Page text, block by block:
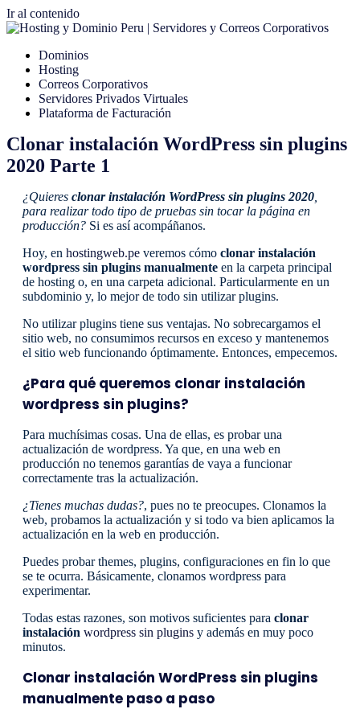
Ir al contenido
Dominios
Hosting
Correos Corporativos
Servidores Privados Virtuales
Plataforma de Facturación
Clonar instalación WordPress sin plugins
2020 Parte 1
¿Quieres clonar instalación WordPress sin plugins 2020
para realizar todo tipo de pruebas sin tocar la página en
producción? Si es así acompáñanos.
Hoy, en hostingweb.pe veremos cómo clonar instalación
wordpress sin plugins manualmente en la carpeta principal
de hosting o, en una carpeta adicional. Particularmente en un
subdominio y, lo mejor de todo sin utilizar plugins.
No utilizar plugins tiene sus ventajas. No sobrecargamos el
sitio web, no consumimos recursos en exceso y mantenemos
el sitio web funcionando óptimamente. Entonces, empecemos.
¿Para qué queremos clonar instalación
wordpress sin plugins?
Para muchísimas cosas. Una de ellas, es probar una
actualización de wordpress. Ya que, en una web en
producción no tenemos garantías de vaya a funcionar
correctamente tras la actualización.
¿Tienes muchas dudas?, pues no te preocupes. Clonamos la
web, probamos la actualización y si todo va bien aplicamos la
actualización en la web en producción.
Puedes probar themes, plugins, configuraciones en fin lo que
se te ocurra. Básicamente, clonamos wordpress para
experimentar.
Todas estas razones, son motivos suficientes para clonar
instalación wordpress sin plugins y además en muy poco
minutos.
Clonar instalación WordPress sin plugins
manualmente paso a paso